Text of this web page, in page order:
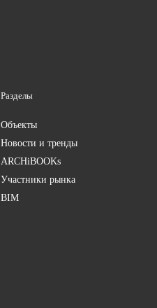
Разделы
Объекты
Новости и тренды
ARCHiBOOKs
Участники рынка
BIM